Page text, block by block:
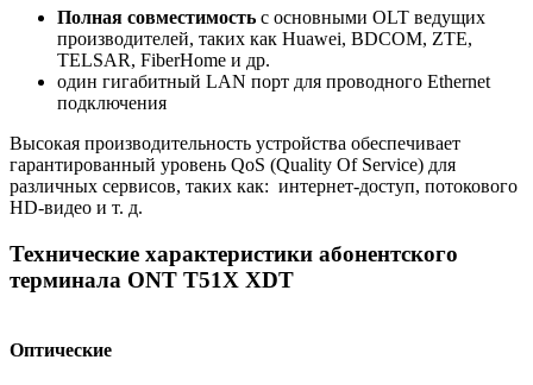
Полная совместимость с основными OLT ведущих
производителей, таких как Huawei, BDCOM, ZTE,
TELSAR, FiberHome и др.
один гигабитный LAN порт для проводного Ethernet
подключения
Высокая производительность устройства обеспечивает
гарантированный уровень QoS (Quality Of Service) для
различных сервисов, таких как: интернет-доступ, потокового
HD-видео и т. д.
Технические характеристики абонентского
терминала ONT T51X XDT
Оптические